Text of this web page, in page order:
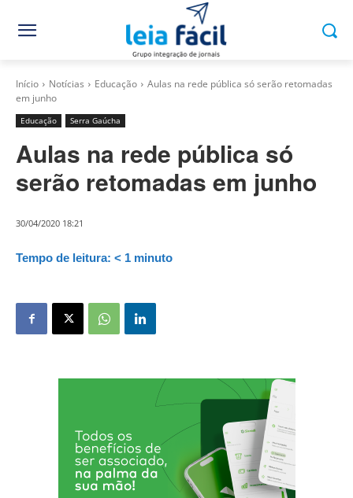
Início Notícias Educação
Aulas na rede pública só serão retomadas
em junho
Educação Serra Gaúcha
Aulas na rede pública só
serão retomadas em junho
30/04/2020 18:21
Tempo de leitura: < 1 minuto